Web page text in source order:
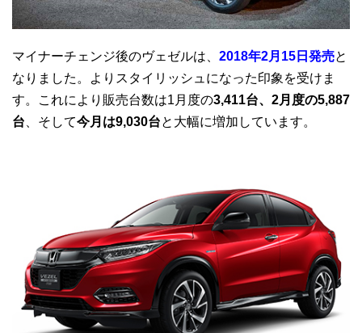
マイナーチェンジ後のヴェゼルは、 2018年2月15日発売と
なりました。よりスタイリッシュになった印象を受けま
す。これにより販売台数は1月度の3,411台、2月度の5,887
台 、そして今月は9,030台と大幅に増加しています。